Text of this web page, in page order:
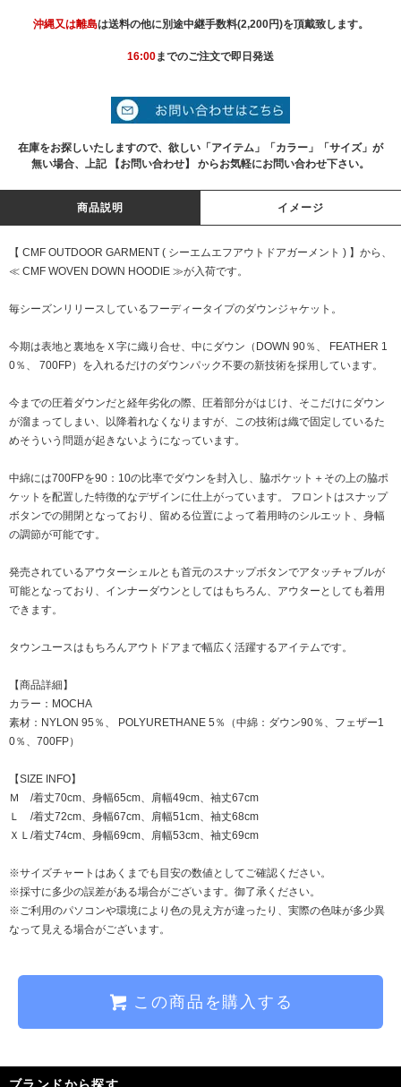
沖縄又は離島は送料の他に別途中継手数料(2,200円)を頂戴致します。
16:00までのご注文で即日発送
在庫をお探しいたしますので、欲しい「アイテム」「カラー」「サイズ」が
無い場合、上記 【お問い合わせ】 からお気軽にお問い合わせ下さい。
商品説明 イメージ
【 CMF OUTDOOR GARMENT ( シーエムエフアウトドアガーメント ) 】から、
≪ CMF WOVEN DOWN HOODIE ≫が入荷です。
毎シーズンリリースしているフーディータイプのダウンジャケット。
今期は表地と裏地をＸ字に織り合せ、中にダウン（DOWN 90％、 FEATHER 1
0％、 700FP）を入れるだけのダウンパック不要の新技術を採用しています。
今までの圧着ダウンだと経年劣化の際、圧着部分がはじけ、そこだけにダウン
が溜まってしまい、以降着れなくなりますが、この技術は織で固定しているた
めそういう問題が起きないようになっています。
中綿には700FPを90：10の比率でダウンを封入し、脇ポケット＋その上の脇ポ
ケットを配置した特徴的なデザインに仕上がっています。 フロントはスナップ
ボタンでの開閉となっており、留める位置によって着用時のシルエット、身幅
の調節が可能です。
発売されているアウターシェルとも首元のスナップボタンでアタッチャブルが
可能となっており、インナーダウンとしてはもちろん、アウターとしても着用
できます。
タウンユースはもちろんアウトドアまで幅広く活躍するアイテムです。
【商品詳細】
カラー：MOCHA
素材：NYLON 95％、 POLYURETHANE 5％（中綿：ダウン90％、フェザー1
0％、700FP）
【SIZE INFO】
Ｍ /着丈70cm、身幅65cm、肩幅49cm、袖丈67cm
Ｌ /着丈72cm、身幅67cm、肩幅51cm、袖丈68cm
ＸＬ/着丈74cm、身幅69cm、肩幅53cm、袖丈69cm
※サイズチャートはあくまでも目安の数値としてご確認ください。
※採寸に多少の誤差がある場合がございます。御了承ください。
※ご利用のパソコンや環境により色の見え方が違ったり、実際の色味が多少異
なって見える場合がございます。
この商品を購入する